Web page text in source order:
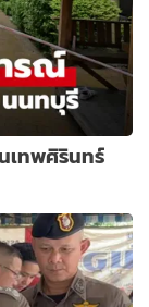
เทพศิรินทร์